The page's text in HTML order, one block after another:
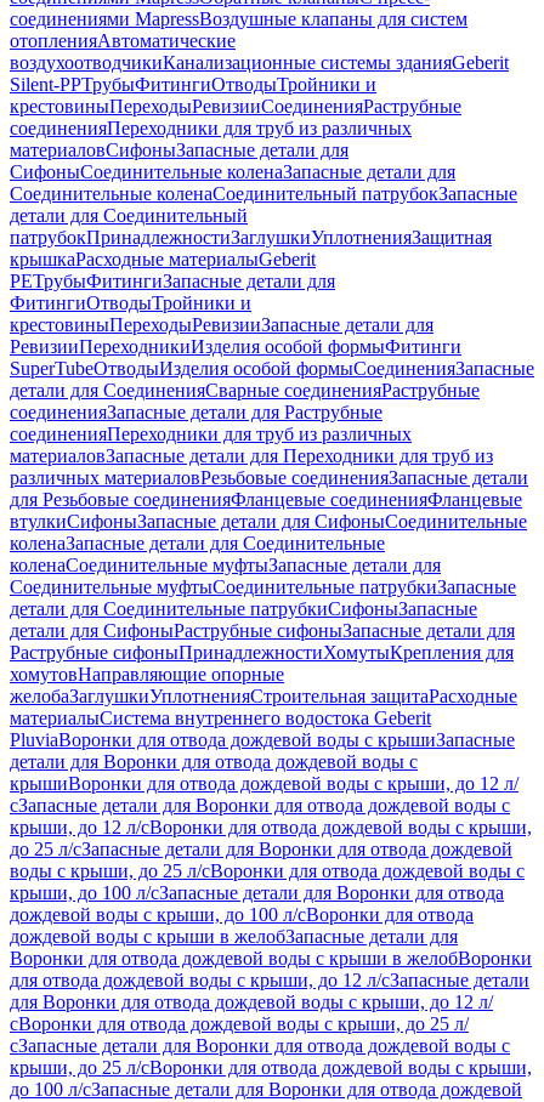
соединениями MapressВоздушные клапаны для систем
отопленияАвтоматические
воздухоотводчикиКанализационные системы зданияGeberit
Silent-PPТрубыФитингиОтводыТройники и
крестовиныПереходыРевизииСоединенияРаструбные
соединенияПереходники для труб из различных
материаловСифоныЗапасные детали для
СифоныСоединительные коленаЗапасные детали для
Соединительные коленаСоединительный патрубокЗапасные
детали для Соединительный
патрубокПринадлежностиЗаглушкиУплотненияЗащитная
крышкаРасходные материалыGeberit
PEТрубыФитингиЗапасные детали для
ФитингиОтводыТройники и
крестовиныПереходыРевизииЗапасные детали для
РевизииПереходникиИзделия особой формыФитинги
SuperTubeОтводыИзделия особой формыСоединенияЗапасные
детали для СоединенияСварные соединенияРаструбные
соединенияЗапасные детали для Раструбные
соединенияПереходники для труб из различных
материаловЗапасные детали для Переходники для труб из
различных материаловРезьбовые соединенияЗапасные детали
для Резьбовые соединенияФланцевые соединенияФланцевые
втулкиСифоныЗапасные детали для СифоныСоединительные
коленаЗапасные детали для Соединительные
коленаСоединительные муфтыЗапасные детали для
Соединительные муфтыСоединительные патрубкиЗапасные
детали для Соединительные патрубкиСифоныЗапасные
детали для СифоныРаструбные сифоныЗапасные детали для
Раструбные сифоныПринадлежностиХомутыКрепления для
хомутовНаправляющие опорные
желобаЗаглушкиУплотненияСтроительная защитаРасходные
материалыСистема внутреннего водостока Geberit
PluviaВоронки для отвода дождевой воды с крышиЗапасные
детали для Воронки для отвода дождевой воды с
крышиВоронки для отвода дождевой воды с крыши, до 12 л/
сЗапасные детали для Воронки для отвода дождевой воды с
крыши, до 12 л/сВоронки для отвода дождевой воды с крыши,
до 25 л/сЗапасные детали для Воронки для отвода дождевой
воды с крыши, до 25 л/сВоронки для отвода дождевой воды с
крыши, до 100 л/сЗапасные детали для Воронки для отвода
дождевой воды с крыши, до 100 л/сВоронки для отвода
дождевой воды с крыши в желобЗапасные детали для
Воронки для отвода дождевой воды с крыши в желобВоронки
для отвода дождевой воды с крыши, до 12 л/сЗапасные детали
для Воронки для отвода дождевой воды с крыши, до 12 л/
сВоронки для отвода дождевой воды с крыши, до 25 л/
сЗапасные детали для Воронки для отвода дождевой воды с
крыши, до 25 л/сВоронки для отвода дождевой воды с крыши,
до 100 л/сЗапасные детали для Воронки для отвода дождевой